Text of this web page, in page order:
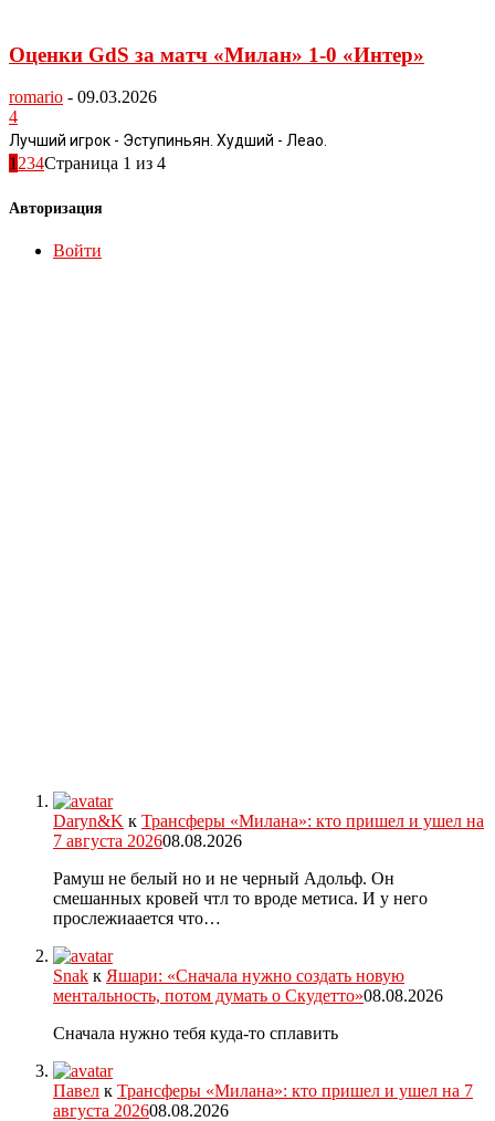
Оценки GdS за матч «Милан» 1-0 «Интер»
romario - 09.03.2026
4
Лучший игрок - Эступиньян. Худший - Леао.
1234Страница 1 из 4
Авторизация
Войти
Daryn&K к Трансферы «Милана»: кто пришел и ушел на
7 августа 202608.08.2026
Рамуш не белый но и не черный Адольф. Он
смешанных кровей чтл то вроде метиса. И у него
прослежиаается что…
Snak к Яшари: «Сначала нужно создать новую
ментальность, потом думать о Скудетто»08.08.2026
Сначала нужно тебя куда-то сплавить
Павел к Трансферы «Милана»: кто пришел и ушел на 7
августа 202608.08.2026